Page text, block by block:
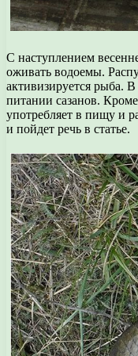
С наступлением
оживать водоемы.
активизируется рыба. В
питании сазанов.
употребляет в пищу и
и пойдет речь в статье.